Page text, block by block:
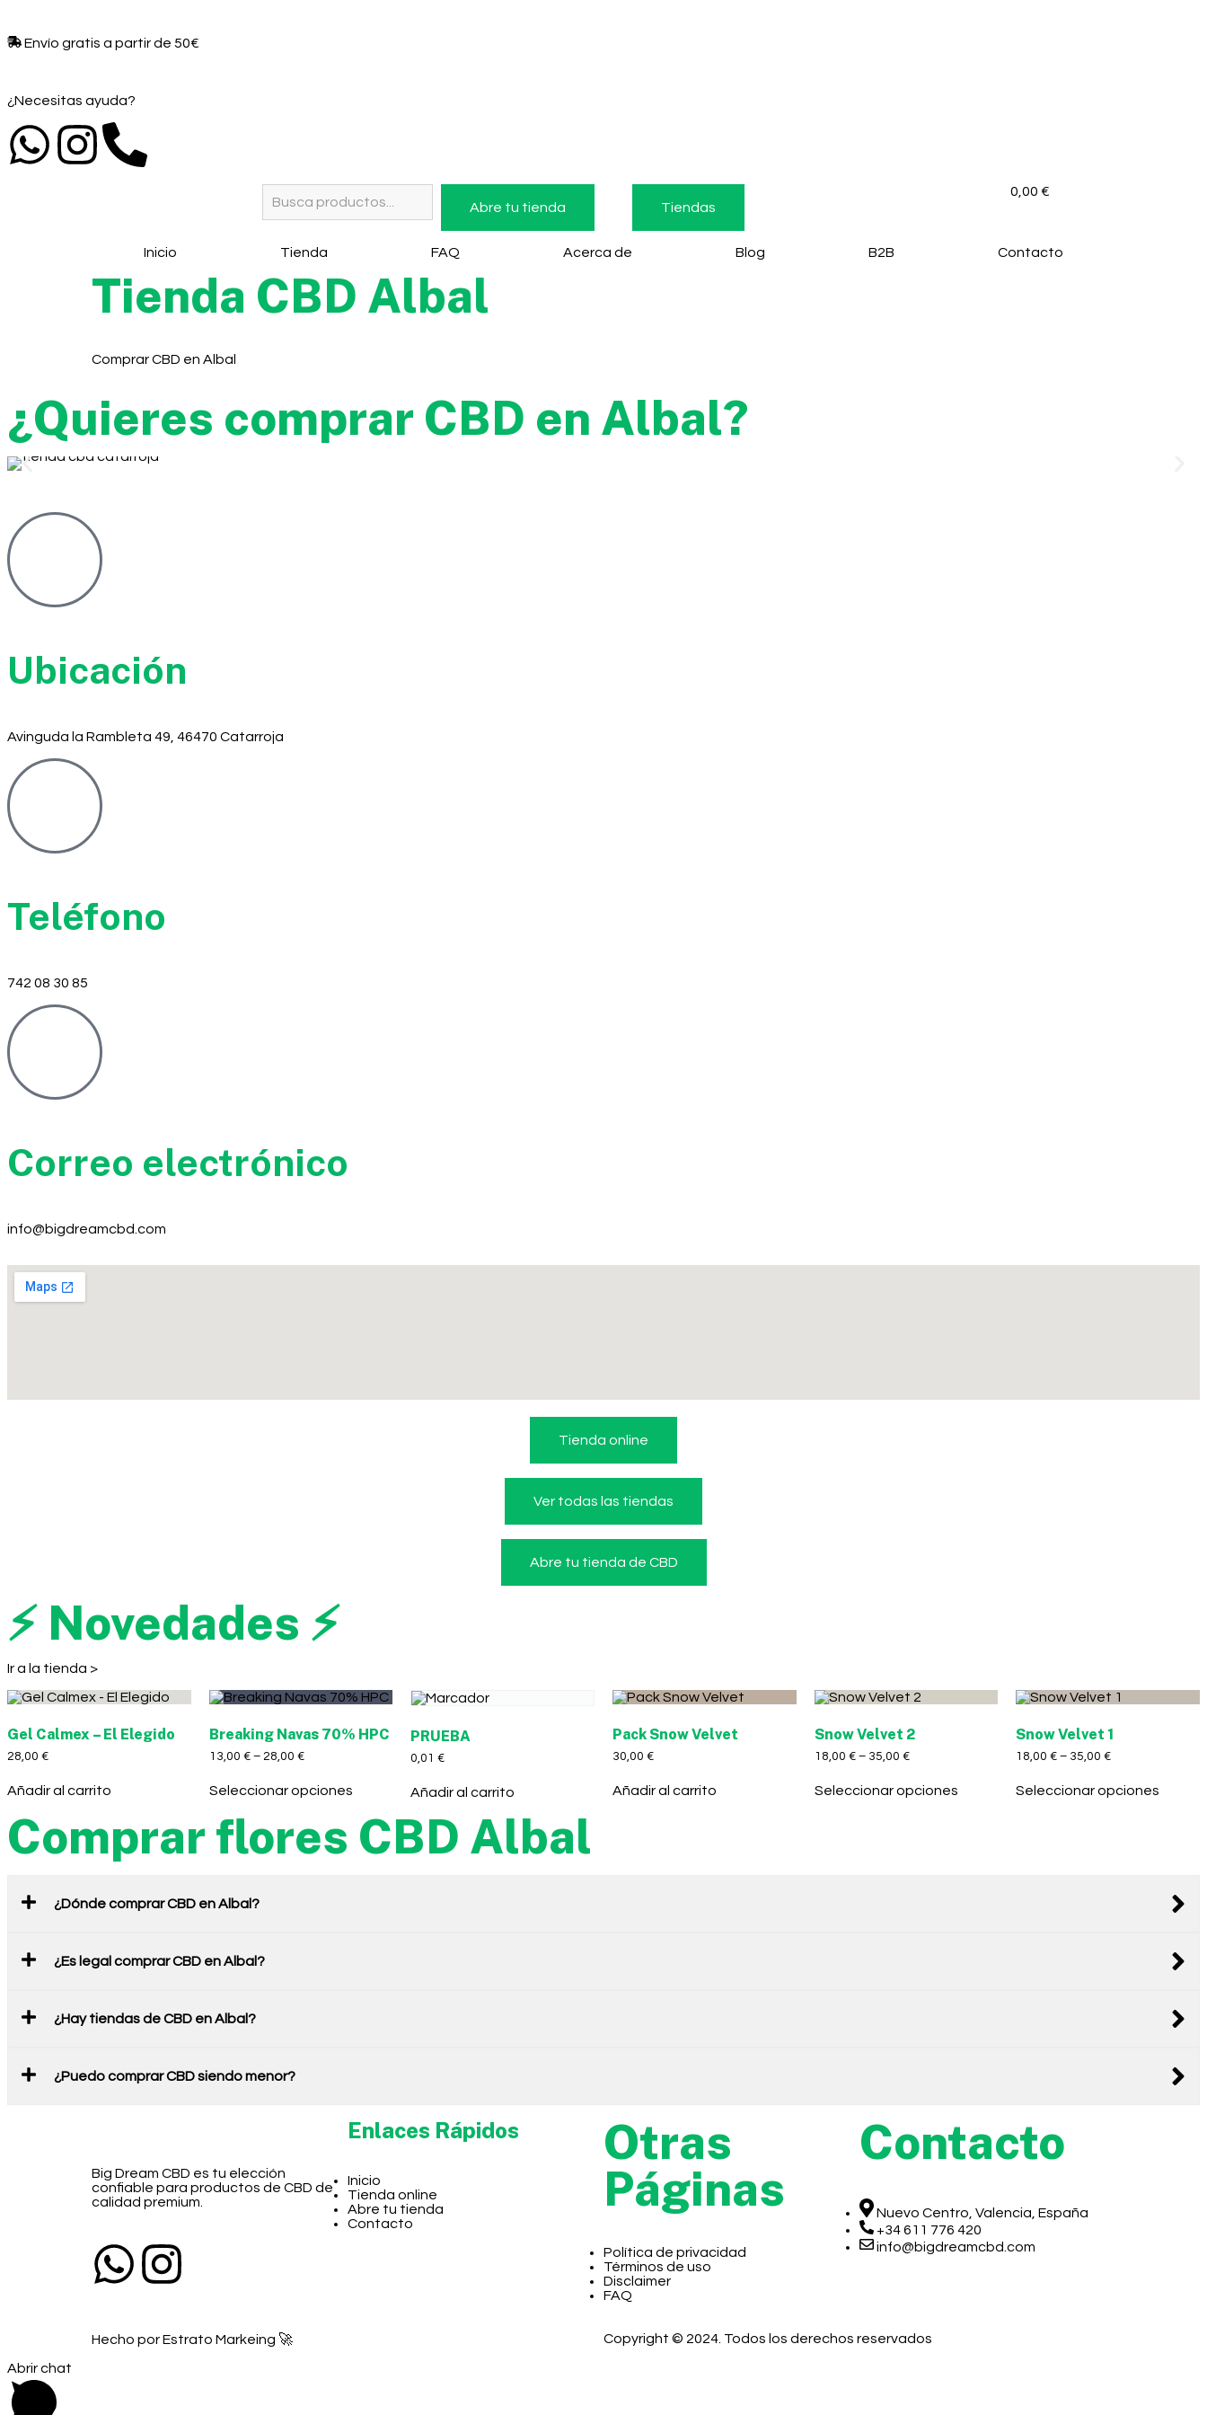
Envío gratis a partir de 50€​
¿Necesitas ayuda?
Abre tu tienda Tiendas
0,00 €
Inicio Tienda FAQ Acerca de Blog B2B Contacto
Tienda CBD Albal
Comprar CBD en Albal
¿Quieres comprar CBD en Albal?
Ubicación
Avinguda la Rambleta 49, 46470 Catarroja
Teléfono
742 08 30 85
Correo electrónico
info@bigdreamcbd.com
Tienda online
Ver todas las tiendas
Abre tu tienda de CBD
⚡ Novedades ⚡
Ir a la tienda >
Gel Calmex – El Elegido
28,00 €
Añadir al carrito
Breaking Navas 70% HPC
13,00 €– 28,00 €
Seleccionar opciones
PRUEBA
0,01€
Añadir al carrito
Pack Snow Velvet
30,00 €
Añadir al carrito
Snow Velvet 2
18,00 €– 35,00 €
Seleccionar opciones
Snow Velvet 1
18,00€ – 35,00€
Seleccionar opciones
Comprar flores CBD Albal
¿Dónde comprar CBD en Albal?
¿Es legal comprar CBD en Albal?
¿Hay tiendas de CBD en Albal?
¿Puedo comprar CBD siendo menor?
Big Dream CBD es tu elección
confiable para productos de CBD de
calidad premium.
Enlaces Rápidos
Inicio
Tienda online
Abre tu tienda
Contacto
Otras
Páginas
Política de privacidad
Términos de uso
Disclaimer
FAQ
Contacto
Nuevo Centro, Valencia, España
+34 611 776 420
info@bigdreamcbd.com
Hecho por Estrato Markeing 🚀 Copyright © 2024. Todos los derechos reservados
Abrir chat